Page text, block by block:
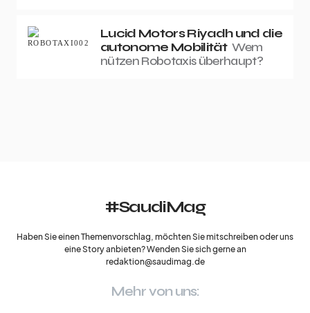
Lucid Motors Riyadh und die
autonome Mobilität Wem
nützen Robotaxis überhaupt?
#SaudiMag
Haben Sie einen Themenvorschlag, möchten Sie mitschreiben oder uns
eine Story anbieten? Wenden Sie sich gerne an
redaktion@saudimag.de
Mehr von uns: